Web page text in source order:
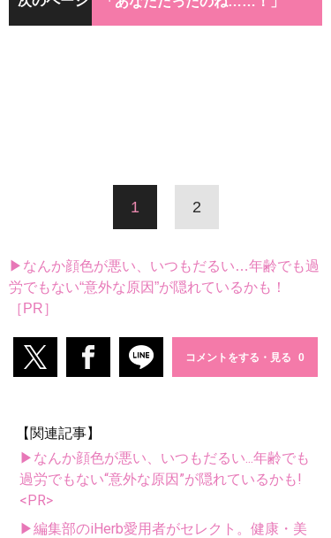
1 2
▶なんか顔色が悪い、いつもだるい…年齢でも過
労でもない“意外な原因”が隠れているかも！
［PR］
コメントをする・見る
【関連記事】
▶なんか顔色が悪い、いつもだるい...年齢でも
過労でもない“意外な原因”が隠れているかも!
<PR>
▶編集部のiHerb愛用者がセレクト。健康・美